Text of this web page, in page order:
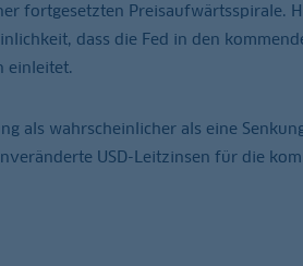
fortgesetzten Preisaufwärtsspirale.
dass die Fed in den
einleitet.
als wahrscheinlicher als eine
USD-Leitzinsen für die